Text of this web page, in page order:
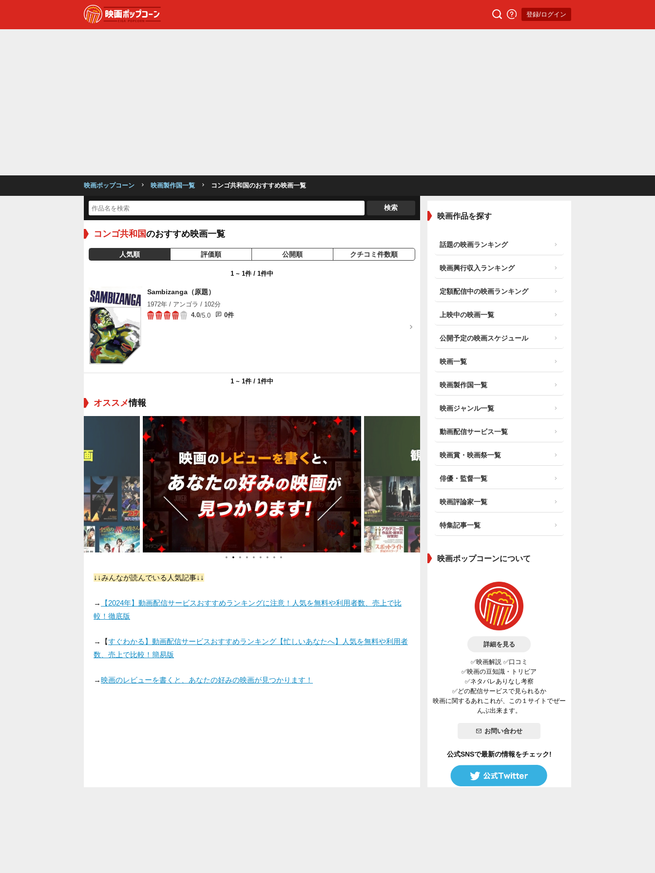
登録/ログイン
映画ポップコーン 映画製作国一覧 コンゴ共和国のおすすめ映画一覧
検索
コンゴ共和国のおすすめ映画一覧
人気順 評価順 公開順 クチコミ件数順
1 ~ 1件 / 1件中
Sambizanga（原題）
1972年 / アンゴラ / 102分
4.0/5.0 0件
1 ~ 1件 / 1件中
オススメ情報
● ● ● ● ● ● ● ● ●
↓↓みんなが読んでいる人気記事↓↓
→
【2024年】動画配信サービスおすすめランキングに注意！人気を無料や利用者数、売上で比
較！徹底版
→【すぐわかる】動画配信サービスおすすめランキング【忙しいあなたへ】人気を無料や利用者
数、売上で比較！簡易版
→映画のレビューを書くと、あなたの好みの映画が見つかります！
映画作品を探す
話題の映画ランキング
映画興行収入ランキング
定額配信中の映画ランキング
上映中の映画一覧
公開予定の映画スケジュール
映画一覧
映画製作国一覧
映画ジャンル一覧
動画配信サービス一覧
映画賞・映画祭一覧
俳優・監督一覧
映画評論家一覧
特集記事一覧
映画ポップコーンについて
詳細を見る
✅映画解説 ✅口コミ
✅映画の豆知識・トリビア
✅ネタバレありなし考察
✅どの配信サービスで見られるか
映画に関するあれこれが、この１サイトでぜー
んぶ出来ます。
お問い合わせ
公式SNSで最新の情報をチェック!